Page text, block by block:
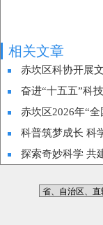
相关文章
赤坎区科协开展
奋进“十五五”科
赤坎区2026年“
科普筑梦成长 科
探索奇妙科学 共